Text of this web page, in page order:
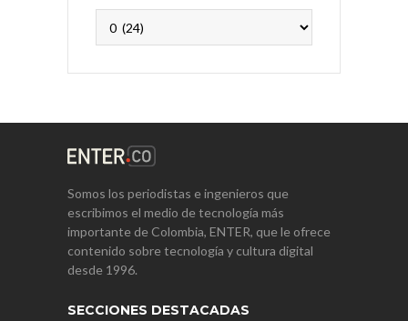
Somos los periodistas e ingenieros que
escribimos el medio de tecnología más
importante de Colombia, ENTER, que le ofrece
contenido sobre tecnología y cultura digital
desde 1996.
SECCIONES DESTACADAS